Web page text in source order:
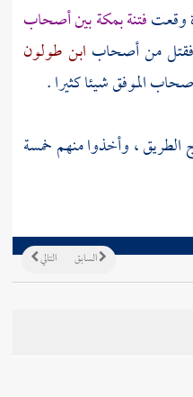
وقعتفتنةبمكةبين أصحاب
فقتل من أصحاب ابن طولون
أصحابالموفقشيئا كثيرا .
، وأخذوا منهم خمسة
التالي السابق